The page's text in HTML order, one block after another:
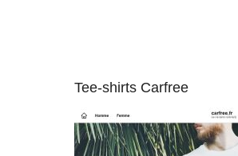
Tee-shirts Carfree